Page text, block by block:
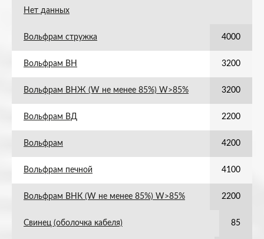
Нет данных
Вольфрам стружка 4000
Вольфрам ВН 3200
Вольфрам ВНЖ (W не менее 85%) W>85% 3200
Вольфрам ВД 2200
Вольфрам 4200
Вольфрам печной 4100
Вольфрам ВНК (W не менее 85%) W>85% 2200
Свинец (оболочка кабеля) 85